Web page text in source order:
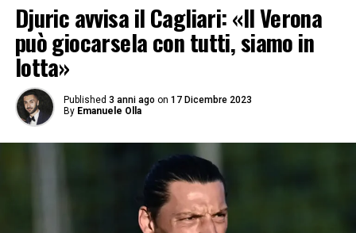
Djuric avvisa il Cagliari: «Il Verona
può giocarsela con tutti, siamo in
lotta»
Published 3 anni ago on 17 Dicembre 2023
By Emanuele Olla